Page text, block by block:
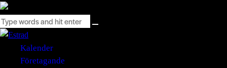
Kalender
Företagande